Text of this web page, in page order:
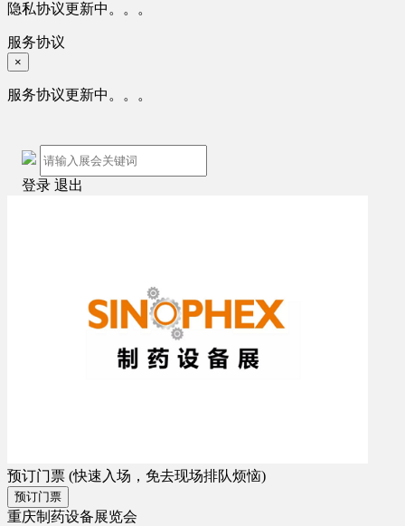
隐私协议更新中。。。
服务协议
×
服务协议更新中。。。
登录 退出
预订门票 (快速入场，免去现场排队烦恼)
预订门票
重庆制药设备展览会